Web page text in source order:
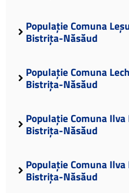
Populație Comuna
Bistrița-Năsăud
Populație Comuna
Bistrița-Năsăud
Populație Comuna
Bistrița-Năsăud
Populație Comuna
Bistrița-Năsăud